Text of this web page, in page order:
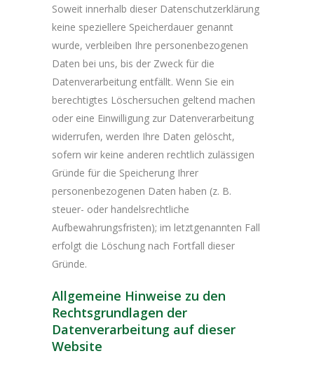
Soweit innerhalb dieser Datenschutzerklärung
keine speziellere Speicherdauer genannt
wurde, verbleiben Ihre personenbezogenen
Daten bei uns, bis der Zweck für die
Datenverarbeitung entfällt. Wenn Sie ein
berechtigtes Löschersuchen geltend machen
oder eine Einwilligung zur Datenverarbeitung
widerrufen, werden Ihre Daten gelöscht,
sofern wir keine anderen rechtlich zulässigen
Gründe für die Speicherung Ihrer
personenbezogenen Daten haben (z. B.
steuer- oder handelsrechtliche
Aufbewahrungsfristen); im letztgenannten Fall
erfolgt die Löschung nach Fortfall dieser
Gründe.
Allgemeine Hinweise zu den
Rechtsgrundlagen der
Datenverarbeitung auf dieser
Website